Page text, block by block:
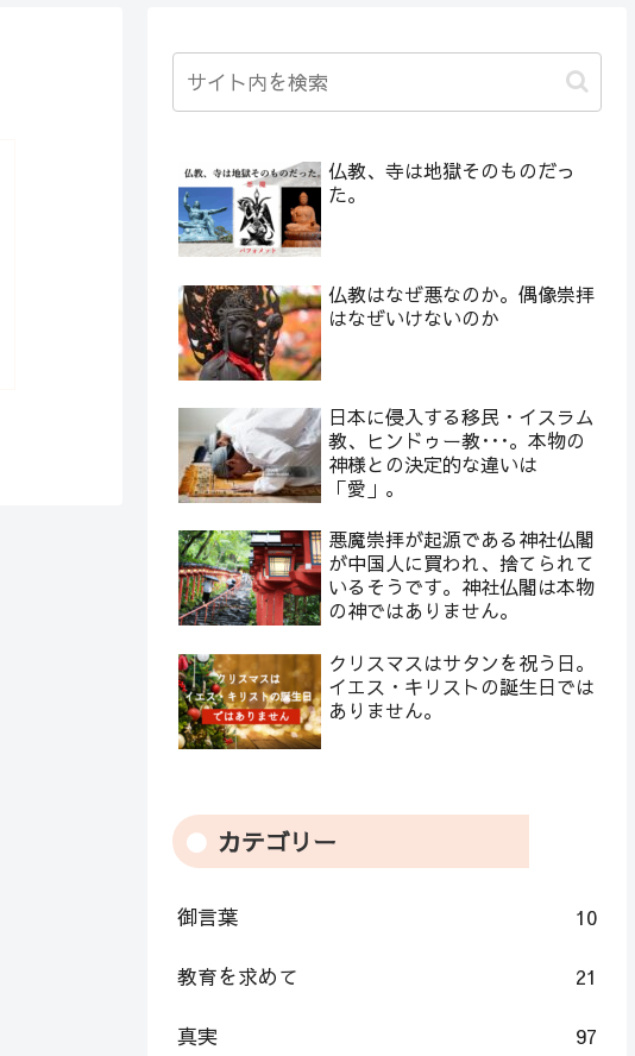
仏教、寺は地獄そのものだっ
た。
仏教はなぜ悪なのか。偶像崇拝
はなぜいけないのか
日本に侵入する移民・イスラム
教、ヒンドゥー教･･･。本物の
神様との決定的な違いは
「愛」。
悪魔崇拝が起源である神社仏閣
が中国人に買われ、捨てられて
いるそうです。神社仏閣は本物
の神ではありません。
クリスマスはサタンを祝う日。
イエス・キリストの誕生日では
ありません。
カテゴリー
御言葉 10
教育を求めて 21
真実 97